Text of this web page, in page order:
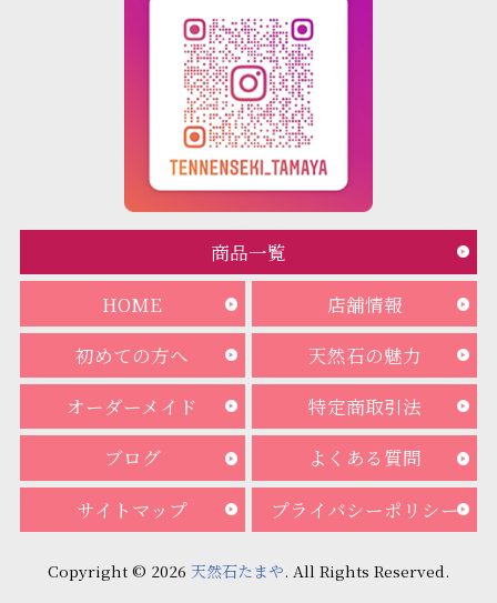
商品一覧
HOME
店舗情報
初めての方へ
天然石の魅力
オーダーメイド
特定商取引法
ブログ
よくある質問
サイトマップ
プライバシーポリシー
Copyright © 2026 天然石たまや. All Rights Reserved.